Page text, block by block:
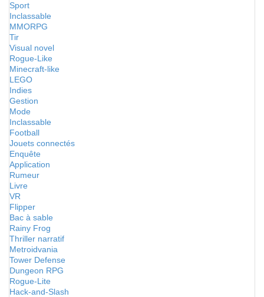
Sport
Inclassable
MMORPG
Tir
Visual novel
Rogue-Like
Minecraft-like
LEGO
Indies
Gestion
Mode
Inclassable
Football
Jouets connectés
Enquête
Application
Rumeur
Livre
VR
Flipper
Bac à sable
Rainy Frog
Thriller narratif
Metroidvania
Tower Defense
Dungeon RPG
Rogue-Lite
Hack-and-Slash